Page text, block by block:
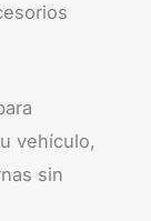
vehículo,
sin